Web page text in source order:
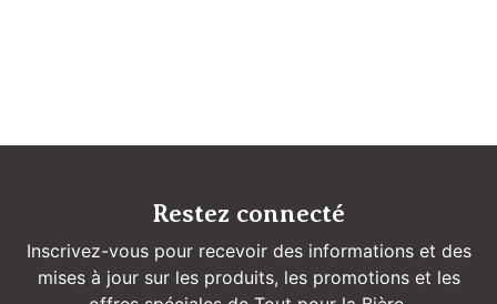
Restez connecté
Inscrivez-vous pour recevoir des informations et des
mises à jour sur les produits, les promotions et les